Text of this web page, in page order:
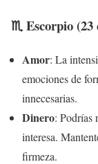
♏ Escorpio
Amor: La
emociones de
innecesarias.
Dinero: Podrías
interesa.
firmeza.